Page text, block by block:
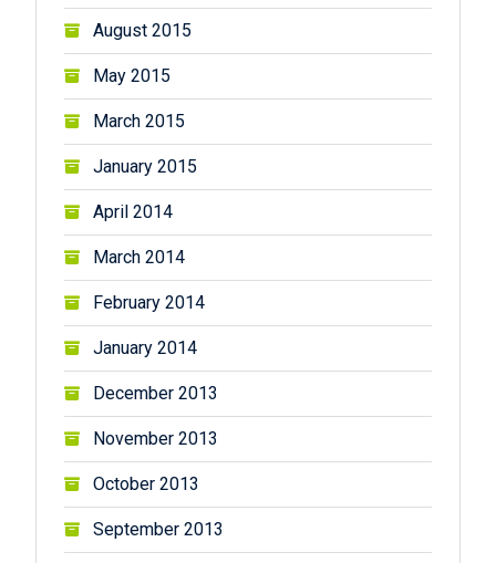
August 2015
May 2015
March 2015
January 2015
April 2014
March 2014
February 2014
January 2014
December 2013
November 2013
October 2013
September 2013